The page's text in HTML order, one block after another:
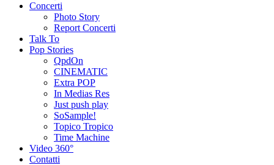
Concerti
Photo Story
Report Concerti
Talk To
Pop Stories
QpdOn
CINEMATIC
Extra POP
In Medias Res
Just push play
SoSample!
Topico Tropico
Time Machine
Video 360°
Contatti